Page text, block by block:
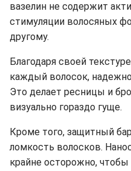
вазелин не содержит
стимуляции волосяных
другому.
Благодаря своей
каждый волосок,
Это делает ресницы и
визуально гораздо гуще.
Кроме того, защитный
ломкость волосков.
крайне осторожно,